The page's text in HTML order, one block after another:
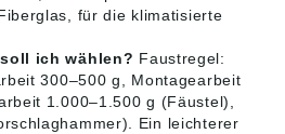
für die klimatisierte
ich wählen? Faustregel:
300–500 g, Montagearbeit
1.000–1.500 g (Fäustel),
Ein leichterer